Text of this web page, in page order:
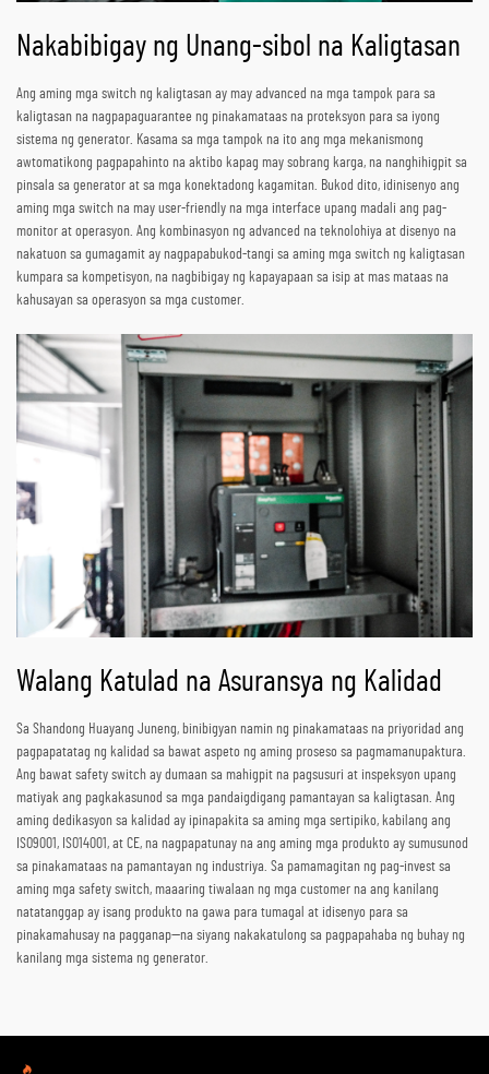
Nakabibigay ng Unang-sibol na Kaligtasan
Ang aming mga switch ng kaligtasan ay may advanced na mga tampok para sa
kaligtasan na nagpapaguarantee ng pinakamataas na proteksyon para sa iyong
sistema ng generator. Kasama sa mga tampok na ito ang mga mekanismong
awtomatikong pagpapahinto na aktibo kapag may sobrang karga, na nanghihigpit sa
pinsala sa generator at sa mga konektadong kagamitan. Bukod dito, idinisenyo ang
aming mga switch na may user-friendly na mga interface upang madali ang pag-
monitor at operasyon. Ang kombinasyon ng advanced na teknolohiya at disenyo na
nakatuon sa gumagamit ay nagpapabukod-tangi sa aming mga switch ng kaligtasan
kumpara sa kompetisyon, na nagbibigay ng kapayapaan sa isip at mas mataas na
kahusayan sa operasyon sa mga customer.
Walang Katulad na Asuransya ng Kalidad
Sa Shandong Huayang Juneng, binibigyan namin ng pinakamataas na priyoridad ang
pagpapatatag ng kalidad sa bawat aspeto ng aming proseso sa pagmamanupaktura.
Ang bawat safety switch ay dumaan sa mahigpit na pagsusuri at inspeksyon upang
matiyak ang pagkakasunod sa mga pandaigdigang pamantayan sa kaligtasan. Ang
aming dedikasyon sa kalidad ay ipinapakita sa aming mga sertipiko, kabilang ang
ISO9001, ISO14001, at CE, na nagpapatunay na ang aming mga produkto ay sumusunod
sa pinakamataas na pamantayan ng industriya. Sa pamamagitan ng pag-invest sa
aming mga safety switch, maaaring tiwalaan ng mga customer na ang kanilang
natatanggap ay isang produkto na gawa para tumagal at idisenyo para sa
pinakamahusay na pagganap—na siyang nakakatulong sa pagpapahaba ng buhay ng
kanilang mga sistema ng generator.